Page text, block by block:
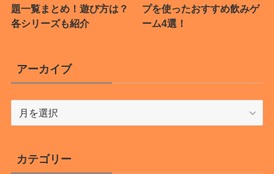
題一覧まとめ！遊び方は？
各シリーズも紹介
プを使ったおすすめ飲みゲ
ーム4選！
アーカイブ
ブ
カテゴリー